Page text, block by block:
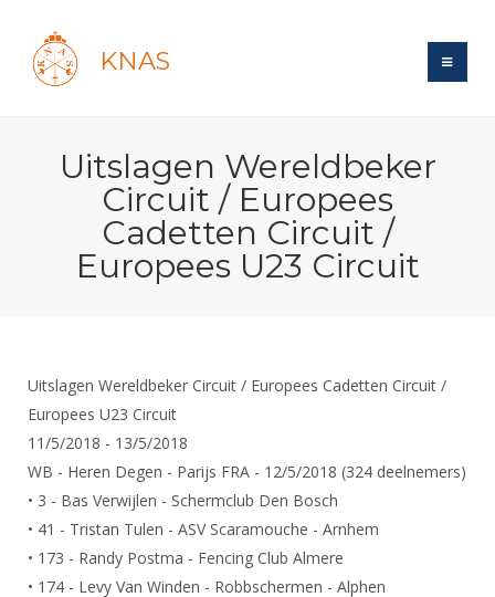
KNAS
Recent posts
Maandelijks archief
Evenement
Website
Handleiding
Bond
Beleid
Reglementen
Ledencijfers
Sponsors en Partners
Bestuur
Schermen
Breedtesport
Veteranen
Lichtzwaardschermen
Wedstrijdsport
Ranglijsten
Inschrijven
Topsport
DBT
FBT
SBT
Spreekbeurtpakket
Ouders en vereniging
Jeugdkampen
Brassardsysteem
Voor coaches en leraren
Forums
Schermforum
Nieuws
Zoek Vereniging
Contact
NK organiseren
Uitslagen Wereldbeker
Circuit / Europees
Cadetten Circuit /
Europees U23 Circuit
Uitslagen Wereldbeker Circuit / Europees Cadetten Circuit /
Europees U23 Circuit
11/5/2018 - 13/5/2018
WB - Heren Degen - Parijs FRA - 12/5/2018 (324 deelnemers)
• 3 - Bas Verwijlen - Schermclub Den Bosch
• 41 - Tristan Tulen - ASV Scaramouche - Arnhem
• 173 - Randy Postma - Fencing Club Almere
• 174 - Levy Van Winden - Robbschermen - Alphen